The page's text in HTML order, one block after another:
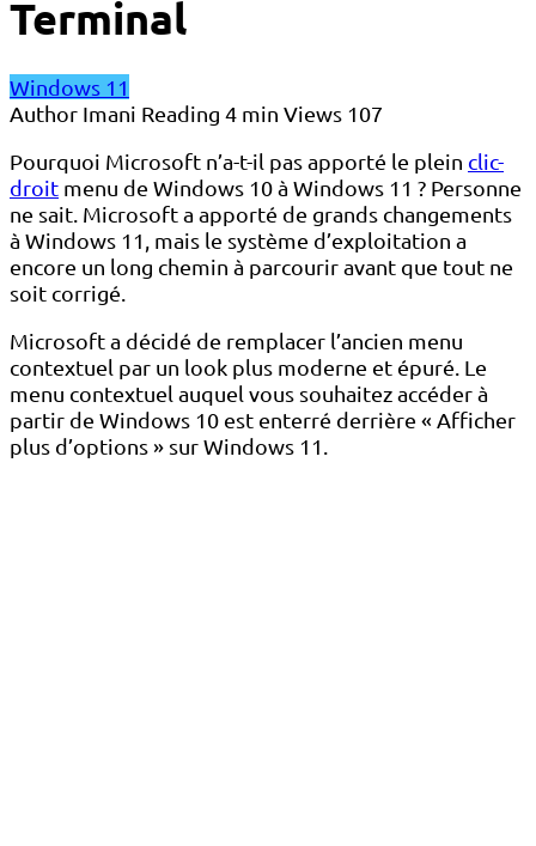
Terminal
Windows 11
Author Imani Reading 4 min Views 107
Pourquoi Microsoft n’a-t-il pas apporté le plein clic-
droit menu de Windows 10 à Windows 11 ? Personne
ne sait. Microsoft a apporté de grands changements
à Windows 11, mais le système d’exploitation a
encore un long chemin à parcourir avant que tout ne
soit corrigé.
Microsoft a décidé de remplacer l’ancien menu
contextuel par un look plus moderne et épuré. Le
menu contextuel auquel vous souhaitez accéder à
partir de Windows 10 est enterré derrière « Afficher
plus d’options » sur Windows 11.